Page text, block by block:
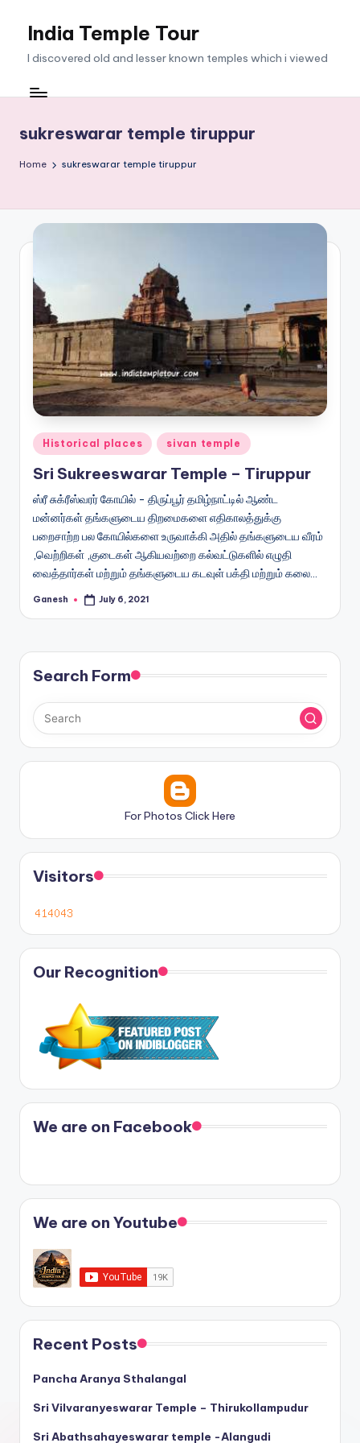
India Temple Tour
I discovered old and lesser known temples which i viewed
sukreswarar temple tiruppur
Home sukreswarar temple tiruppur
Posted
in
Historical places sivan temple
Sri Sukreeswarar Temple – Tiruppur
ஸ்ரீ சுக்ரீஸ்வரர் கோயில் - திருப்பூர் தமிழ்நாட்டில் ஆண்ட
மன்னர்கள் தங்களுடைய திறமைகளை எதிகாலத்துக்கு
பறைசாற்ற பல கோயில்களை உருவாக்கி அதில் தங்களுடைய வீரம்
,வெற்றிகள் ,குடைகள் ஆகியவற்றை கல்வட்டுகளில் எழுதி
வைத்தார்கள் மற்றும் தங்களுடைய கடவுள் பக்தி மற்றும் கலை…
Posted
Ganesh July 6, 2021
Search Form
For Photos Click Here
Visitors
Our Recognition
We are on Facebook
We are on Youtube
Recent Posts
Pancha Aranya Sthalangal
Sri Vilvaranyeswarar Temple – Thirukollampudur
Sri Abathsahayeswarar temple -Alangudi